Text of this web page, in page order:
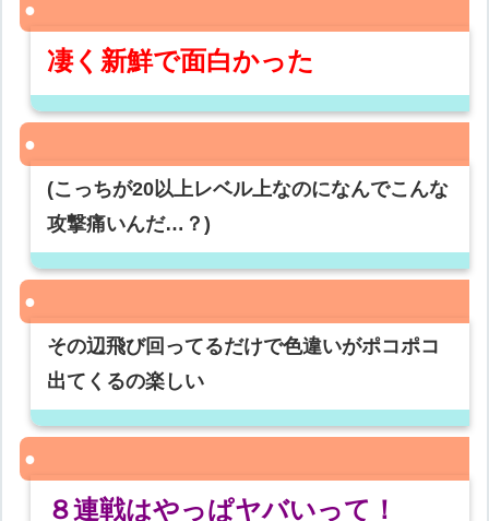
凄く新鮮で面白かった
(こっちが20以上レベル上なのになんでこんな
攻撃痛いんだ…？)
その辺飛び回ってるだけで色違いがポコポコ
出てくるの楽しい
８連戦はやっぱヤバいって！